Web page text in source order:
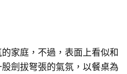
庭，不過，表面上看似和
劍拔弩張的氣氛，以餐桌為